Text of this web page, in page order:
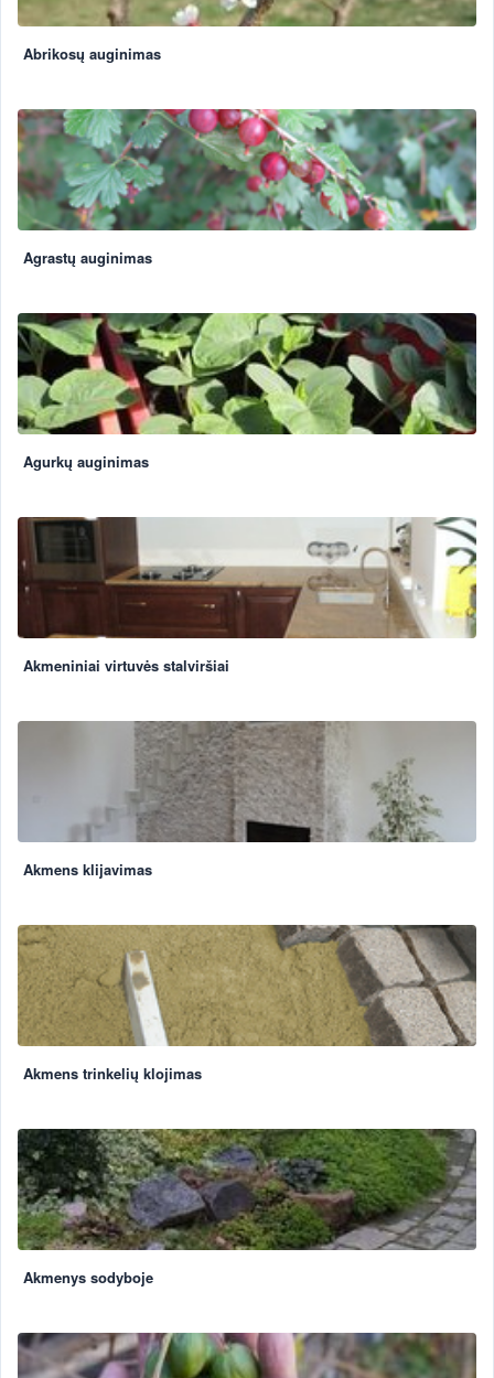
Abrikosų auginimas
Agrastų auginimas
Agurkų auginimas
Akmeniniai virtuvės stalviršiai
Akmens klijavimas
Akmens trinkelių klojimas
Akmenys sodyboje